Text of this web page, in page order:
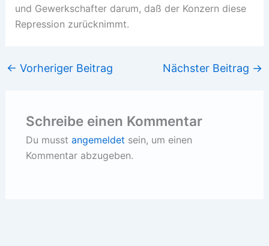
und Gewerkschafter darum, daß der Konzern diese
Repression zurücknimmt.
← Vorheriger Beitrag Nächster Beitrag →
Schreibe einen Kommentar
Du musst angemeldet sein, um einen
Kommentar abzugeben.